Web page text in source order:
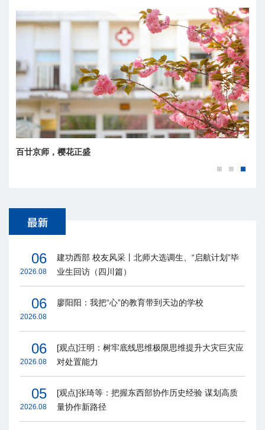
师大秋韵
06
2026.08
建功西部 校友风采丨北师大选调生、“启航计划”毕
业生回访（四川篇）
06
2026.08
廖阳阳：我把“心”的教育带到天边的学校
06
2026.08
[观点]汪明：树牢底线思维极限思维提升大灾巨灾应
对处置能力
05
2026.08
[观点]张琦等：把握东西部协作历史经验 谋划高质
量协作新路径